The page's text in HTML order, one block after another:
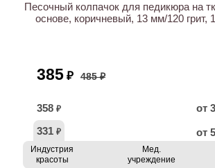
Песочный колпачок для педикюра на
основе, коричневый, 13 мм/120 грит,
385 ₽ 485 ₽
358 ₽
от
331 ₽ от
Индустрия
красоты
Мед.
учреждение